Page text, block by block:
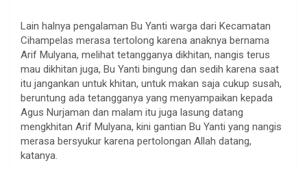
Lain halnya pengalaman Bu Yanti warga dari Kecamatan
Cihampelas merasa tertolong karena anaknya bernama
Arif Mulyana, melihat tetangganya dikhitan, nangis terus
mau dikhitan juga, Bu Yanti bingung dan sedih karena saat
itu jangankan untuk khitan, untuk makan saja cukup susah,
beruntung ada tetangganya yang menyampaikan kepada
Agus Nurjaman dan malam itu juga lasung datang
mengkhitan Arif Mulyana, kini gantian Bu Yanti yang nangis
merasa bersyukur karena pertolongan Allah datang,
katanya.